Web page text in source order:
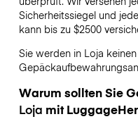
Sicherheitssiegel und
kann bis zu $2500
Sie werden in Loja
Warum sollten Sie
Loja mit